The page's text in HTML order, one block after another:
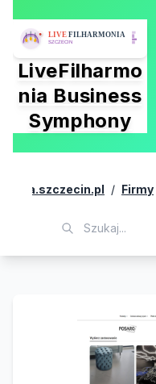
LiveFilharmo
nia Business
Symphony
/ Firmy